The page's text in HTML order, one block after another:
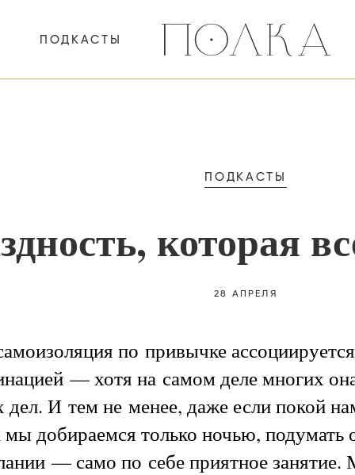
ПОДКАСТЫ
ПОДКАСТЫ
которая
28 АПРЕЛЯ
по привычке
— хотя на самом деле многих
И тем не менее, даже если покой
мы добираемся только ночью, подумать
— само по себе приятное